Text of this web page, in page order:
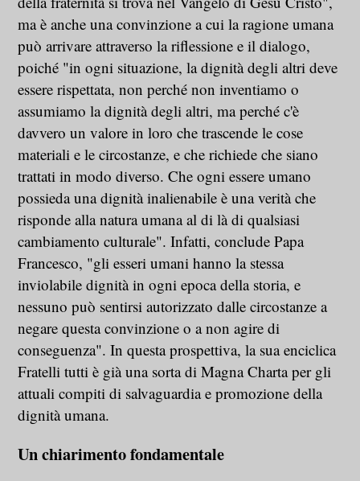
ma è anche una convinzione a cui la ragione umana
può arrivare attraverso la riflessione e il dialogo,
poiché "in ogni situazione, la dignità degli altri deve
essere rispettata, non perché non inventiamo o
assumiamo la dignità degli altri, ma perché c'è
davvero un valore in loro che trascende le cose
materiali e le circostanze, e che richiede che siano
trattati in modo diverso. Che ogni essere umano
possieda una dignità inalienabile è una verità che
risponde alla natura umana al di là di qualsiasi
cambiamento culturale". Infatti, conclude Papa
Francesco, "gli esseri umani hanno la stessa
inviolabile dignità in ogni epoca della storia, e
nessuno può sentirsi autorizzato dalle circostanze a
negare questa convinzione o a non agire di
conseguenza". In questa prospettiva, la sua enciclica
Fratelli tutti è già una sorta di Magna Charta per gli
attuali compiti di salvaguardia e promozione della
dignità umana.
Un chiarimento fondamentale